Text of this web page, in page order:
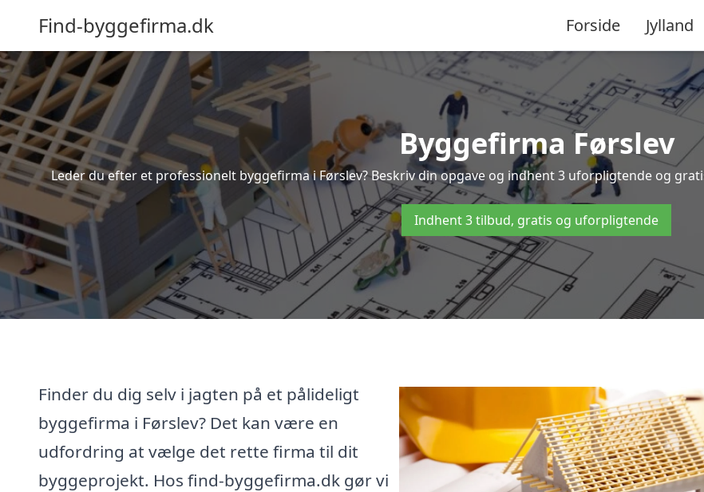
Find-byggefirma.dk Forside Jylland
Byggefirma Førslev
Leder du efter et professionelt byggefirma i Førslev? Beskriv din opgave og indhent 3 uforpligtende og
Indhent 3 tilbud, gratis og uforpligtende
Finder du dig selv i jagten på et pålideligt
byggefirma i Førslev? Det kan være en
udfordring at vælge det rette firma til dit
byggeprojekt. Hos find-byggefirma.dk gør vi